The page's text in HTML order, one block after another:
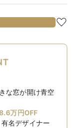
な窓が開け青空
万円OFF
名デザイナー